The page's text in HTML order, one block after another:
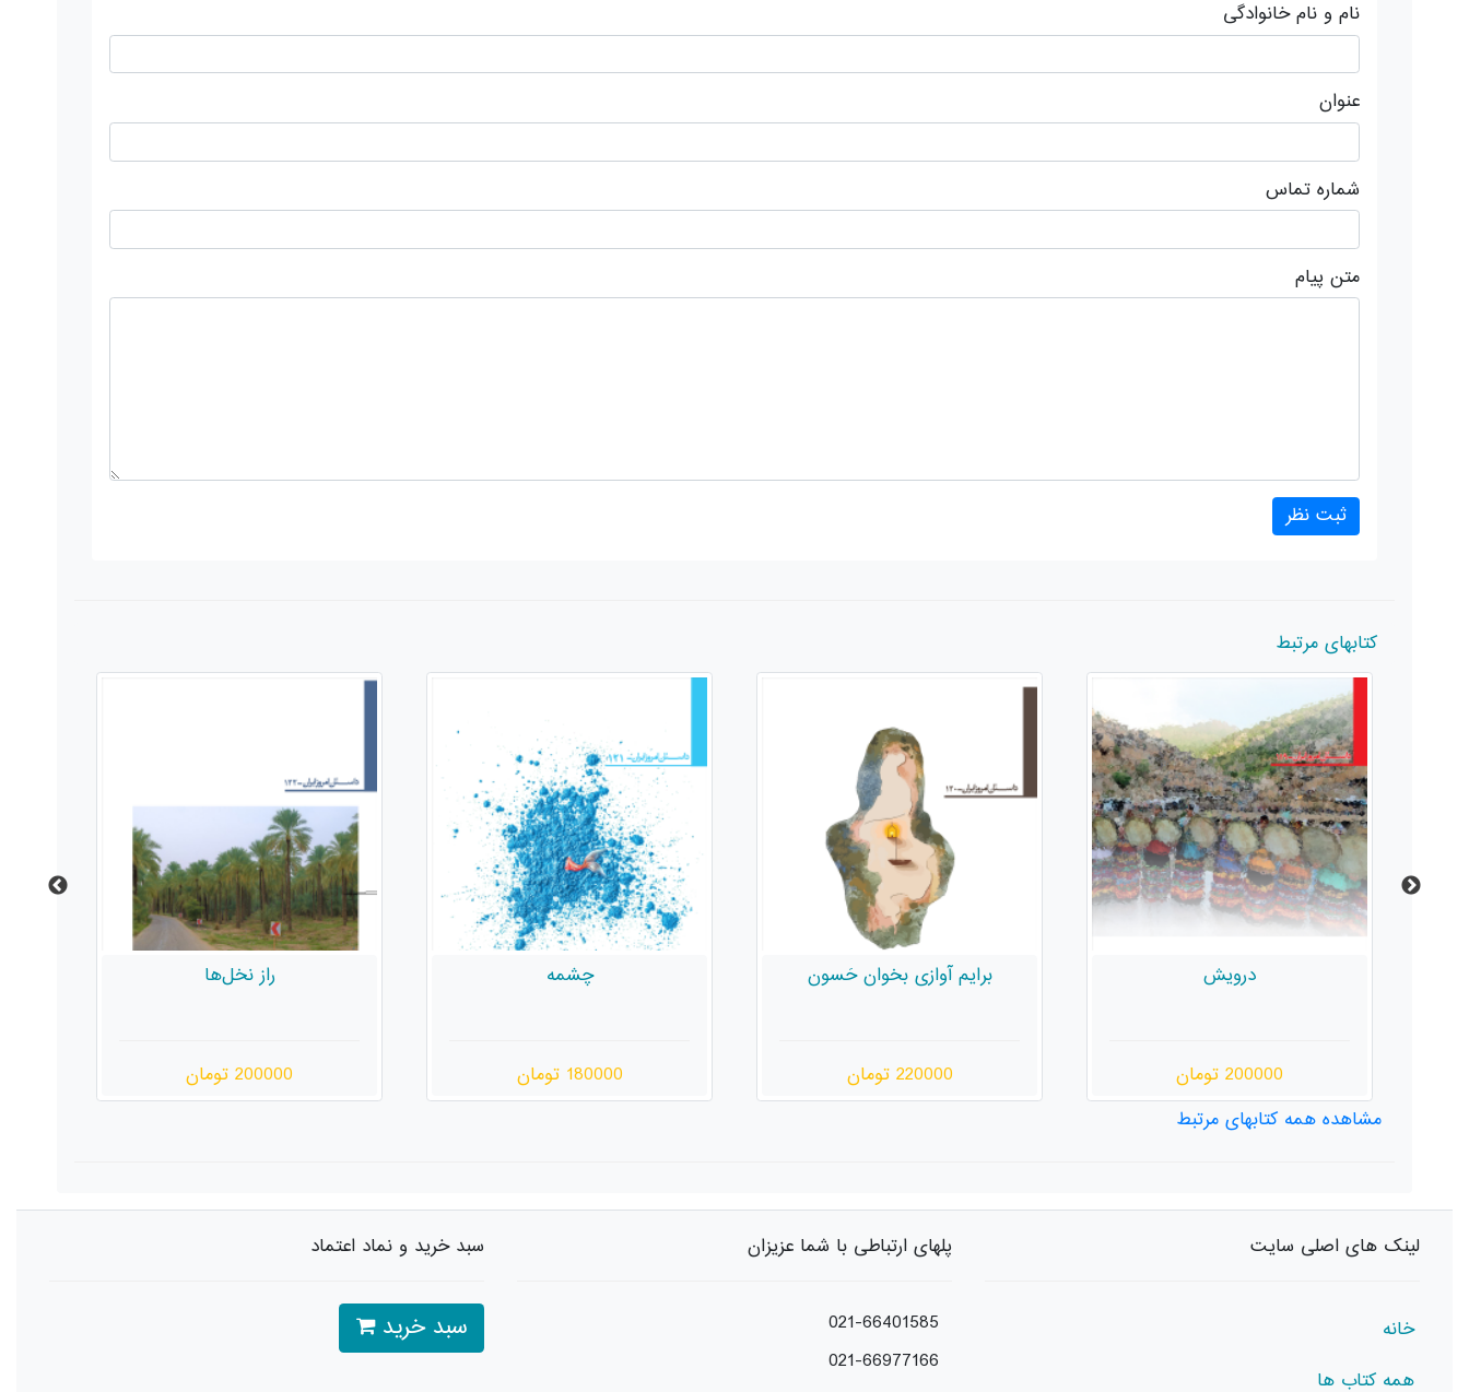
نام و نام خانوادگی
عنوان
شماره تماس
متن پیام
کتابهای مرتبط
در آینه
550000 تومان
راز نخل‌ها
200000 تومان
چشمه
180000 تومان
برایم آوازی بخوان حَسون
220000 تومان
مشاهده همه کتابهای مرتبط
لینک های اصلی سایت
خانه
همه کتاب ها
پلهای ارتباطی با شما عزیزان
021-66401585
021-66977166
سبد خرید و نماد اعتماد
سبد خرید